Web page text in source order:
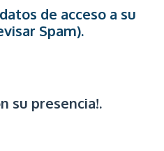
de acceso a su
Spam).
su presencia!.